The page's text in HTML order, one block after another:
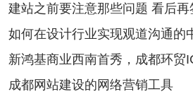
建站之前要注意那些问题 看后再
如何在设计行业实现观道沟通的
成都网站建设的网络营销工具